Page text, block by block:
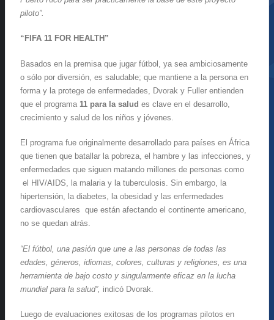
piloto”.
“FIFA 11 FOR HEALTH”
Basados en la premisa que jugar fútbol, ya sea ambiciosamente
o sólo por diversión, es saludable; que mantiene a la persona en
forma y la protege de enfermedades, Dvorak y Fuller entienden
que el programa 11 para la salud es clave en el desarrollo,
crecimiento y salud de los niños y jóvenes.
El programa fue originalmente desarrollado para países en África
que tienen que batallar la pobreza, el hambre y las infecciones, y
enfermedades que siguen matando millones de personas como
el HIV/AIDS, la malaria y la tuberculosis. Sin embargo, la
hipertensión, la diabetes, la obesidad y las enfermedades
cardiovasculares que están afectando el continente americano,
no se quedan atrás.
“El fútbol, una pasión que une a las personas de todas las
edades, géneros, idiomas, colores, culturas y religiones, es una
herramienta de bajo costo y singularmente eficaz en la lucha
mundial para la salud”, indicó Dvorak.
Luego de evaluaciones exitosas de los programas pilotos en